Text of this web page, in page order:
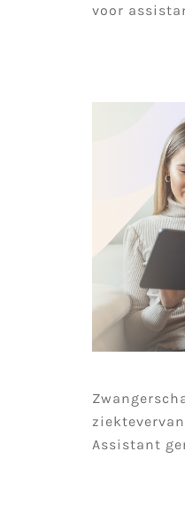
voor
Assistant